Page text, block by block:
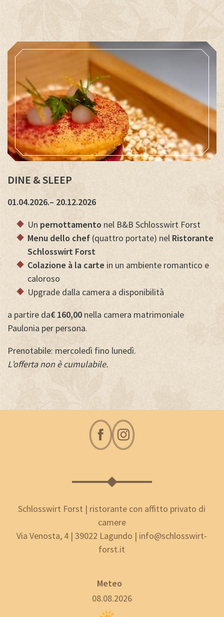
DINE & SLEEP
01.04.2026.– 20.12.2026
Un pernottamento nel B&B Schlosswirt Forst
Menu dello chef (quattro portate) nel Ristorante
Schlosswirt Forst
Colazione à la carte in un ambiente romantico e
caloroso
Upgrade dalla camera a disponibilità
a partire da€ 160,00 nella camera matrimoniale
Paulonia per persona.
Prenotabile: mercoledì fino lunedì.
L’offerta non è cumulabile.
Schlosswirt Forst | ristorante con affitto privato di
camere
Via Venosta, 4 | 39022 Lagundo | info@schlosswirt-
forst.it
Meteo
08.08.2026